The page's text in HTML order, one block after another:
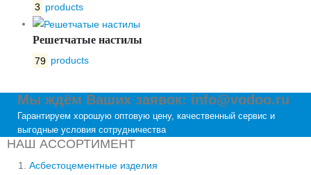
3 products
Решетчатые настилы
79 products
Мы ждём Ваших заявок: info@vodoo.ru
Гарантируем хорошую оптовую цену, качественный сервис и
выгодные условия сотрудничества
НАШ АССОРТИМЕНТ
Асбестоцементные изделия